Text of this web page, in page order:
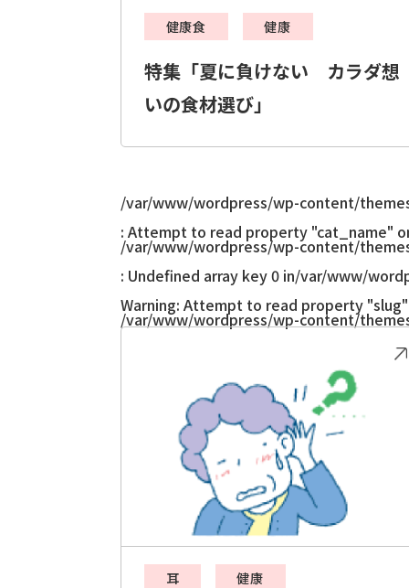
健康食 健康
特集「夏に負けない カラダ想
いの食材選び」
/var/www/wordpress/wp-content/
: Attempt to read property "cat_name"
/var/www/wordpress/wp-content/
: Undefined array key 0 in/var/www/
Warning: Attempt to read property "slug"
/var/www/wordpress/wp-content/
耳 健康